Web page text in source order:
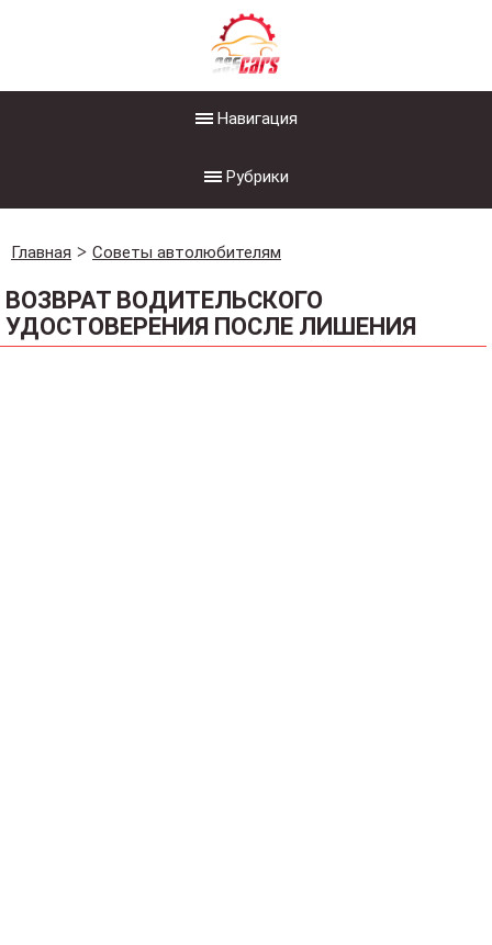
Навигация
Рубрики
Главная Советы автолюбителям
ВОЗВРАТ ВОДИТЕЛЬСКОГО
УДОСТОВЕРЕНИЯ ПОСЛЕ ЛИШЕНИЯ